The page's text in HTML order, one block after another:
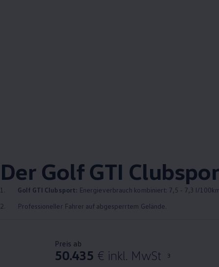
Der Golf GTI
1. Golf GTI Clubsport: Energieverbrauch kombiniert: 7,5 - 7,3 l/
2.
Professioneller Fahrer auf abgesperrtem Gelände.
Preis ab
50.435 € inkl. MwSt 3